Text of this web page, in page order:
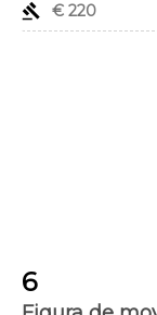
gavel
€ 220
6